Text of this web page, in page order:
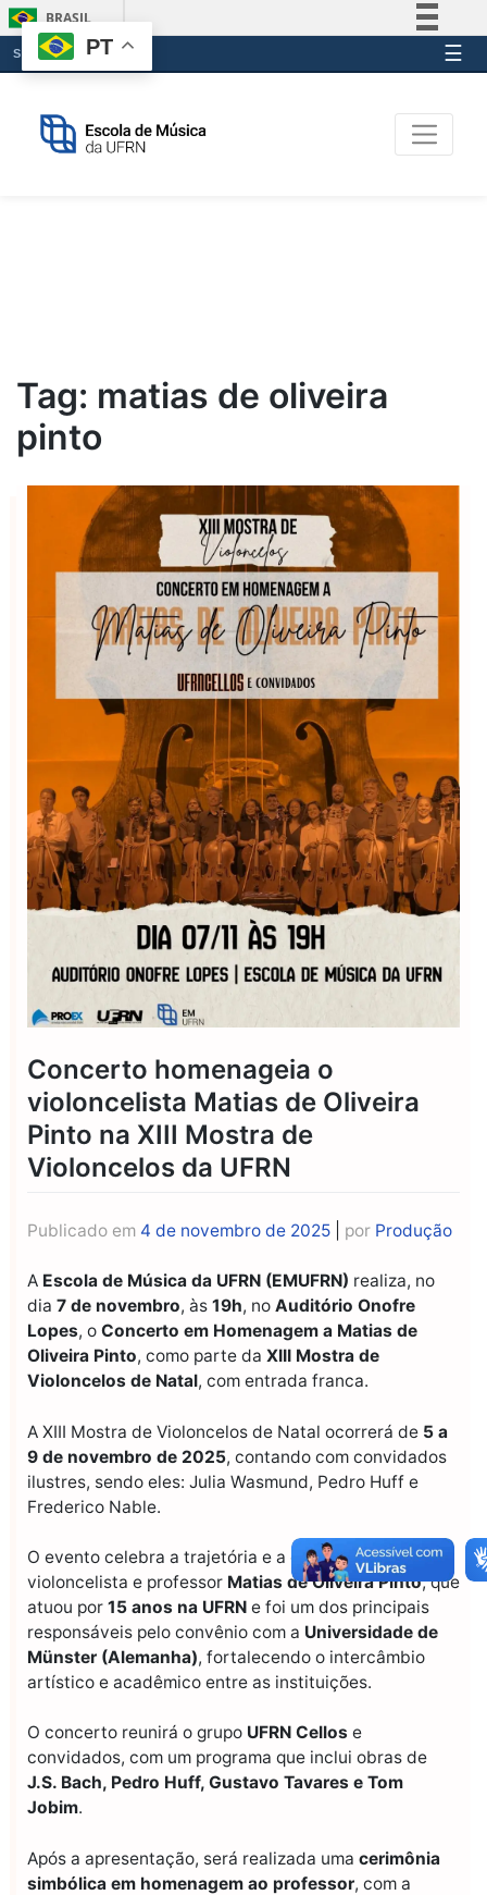
BRASIL
Acesso à informação
SITES EMUFRN ☰
content
Escola de Música da
Tag: matias de oliveira
pinto
Concerto homenageia o
violoncelista Matias de Oliveira
Pinto na XIII Mostra de
Violoncelos da UFRN
Publicado em 4 de novembro de 2025 por Produção
A Escola de Música da UFRN (EMUFRN) realiza, no
dia 7 de novembro, às 19h, no Auditório Onofre
Lopes, o Concerto em Homenagem a Matias de
Oliveira Pinto, como parte da XIII Mostra de
Violoncelos de Natal, com entrada franca.
A XIII Mostra de Violoncelos de Natal ocorrerá de 5 a
9 de novembro de 2025, contando com convidados
ilustres, sendo eles: Julia Wasmund, Pedro Huff e
Frederico Nable.
O evento celebra a trajetória e a contribuição do
violoncelista e professor Matias de Oliveira Pinto, que
atuou por 15 anos na UFRN e foi um dos principais
responsáveis pelo convênio com a Universidade de
Münster (Alemanha), fortalecendo o intercâmbio
artístico e acadêmico entre as instituições.
O concerto reunirá o grupo UFRN Cellos e
convidados, com um programa que inclui obras de
J.S. Bach, Pedro Huff, Gustavo Tavares e Tom
Jobim.
Após a apresentação, será realizada uma cerimônia
simbólica em homenagem ao professor, com a
PT